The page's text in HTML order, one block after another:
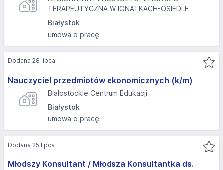
TERAPEUTYCZNA W IGNATKACH-OSIEDLE
Białystok
umowa o pracę
Nauczyciel przedmiotów ekonomicznych (k/m)
Białostockie Centrum Edukacji
Białystok
umowa o pracę
Dodana 28 lipca
Młodszy Konsultant / Młodsza Konsultantka ds.
Dodana 25 lipca